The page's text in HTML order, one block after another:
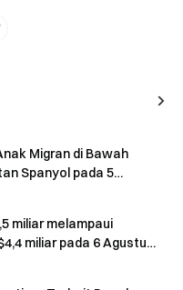
Migran di Bawah
Spanyol pada 5
miliar melampaui
miliar pada 6 Agustus,